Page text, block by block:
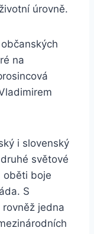
úrovně.
na
i slovenský
světové
oběti boje
S
jedna